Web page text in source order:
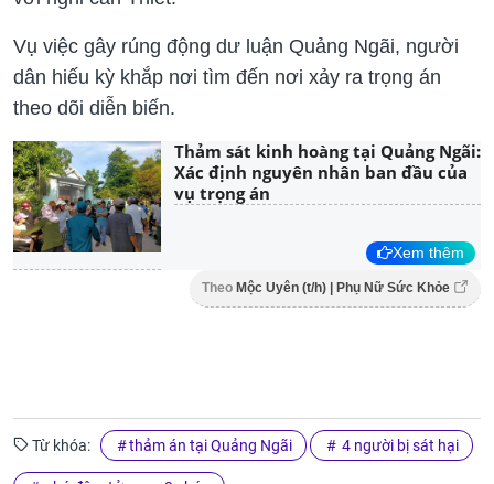
Vụ việc gây rúng động dư luận Quảng Ngãi, người
dân hiếu kỳ khắp nơi tìm đến nơi xảy ra trọng án
theo dõi diễn biến.
Thảm sát kinh hoàng tại Quảng Ngãi:
Xác định nguyên nhân ban đầu của
vụ trọng án
Xem thêm
Theo Mộc Uyên (t/h) | Phụ Nữ Sức Khỏe
Từ khóa: thảm án tại Quảng Ngãi 4 người bị sát hại